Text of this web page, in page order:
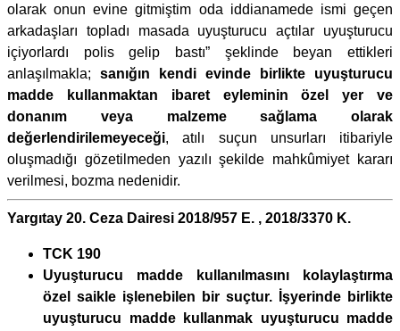
olarak onun evine gitmiştim oda iddianamede ismi geçen
arkadaşları topladı masada uyuşturucu açtılar uyuşturucu
içiyorlardı polis gelip bastı” şeklinde beyan ettikleri
anlaşılmakla; sanığın kendi evinde birlikte uyuşturucu
madde kullanmaktan ibaret eyleminin özel yer ve
donanım veya malzeme sağlama olarak
değerlendirilemeyeceği, atılı suçun unsurları itibariyle
oluşmadığı gözetilmeden yazılı şekilde mahkûmiyet kararı
verilmesi, bozma nedenidir.
Yargıtay 20. Ceza Dairesi 2018/957 E. , 2018/3370 K.
TCK 190
Uyuşturucu madde kullanılmasını kolaylaştırma
özel saikle işlenebilen bir suçtur. İşyerinde birlikte
uyuşturucu madde kullanmak uyuşturucu madde